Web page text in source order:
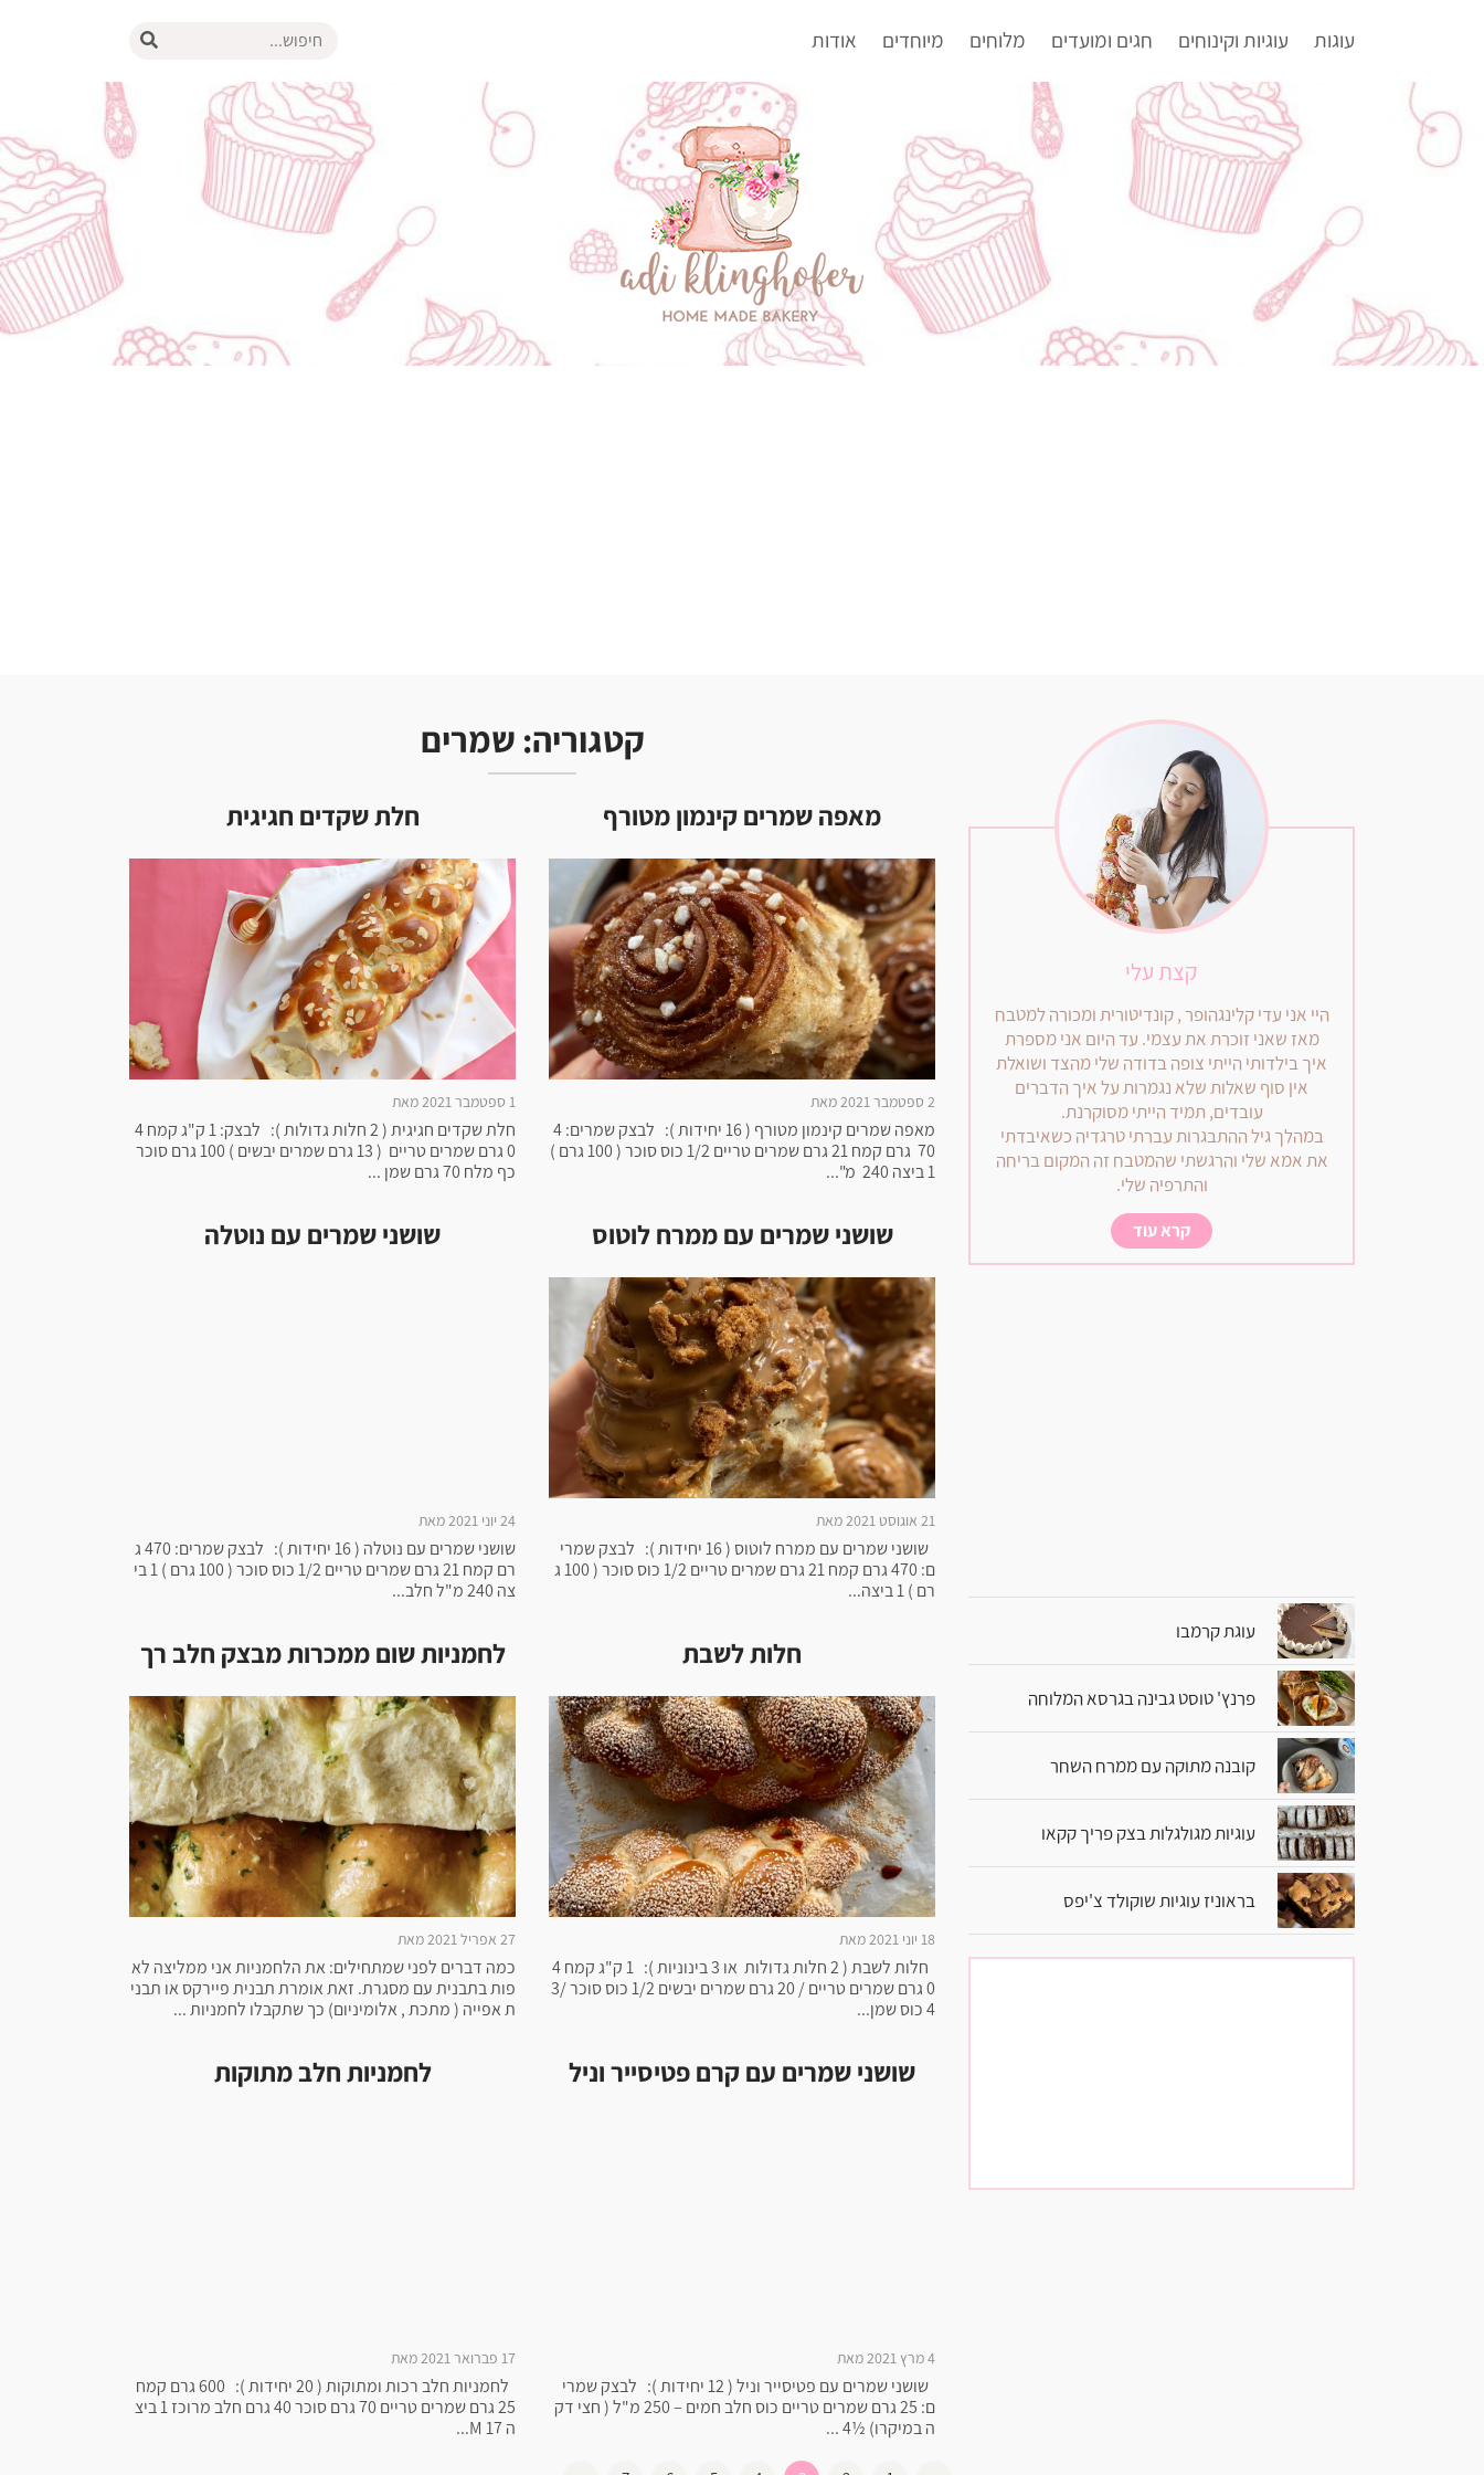
עוגות עוגיות וקינוחים חגים ומועדים מלוחים מיוחדים אודות
קצת עלי
היי אני עדי קלינגהופר , קונדיטורית ומכורה למטבח
מאז שאני זוכרת את עצמי. עד היום אני מספרת
איך בילדותי הייתי צופה בדודה שלי מהצד ושואלת
אין סוף שאלות שלא נגמרות על איך הדברים
עובדים, תמיד הייתי מסוקרנת.
במהלך גיל ההתבגרות עברתי טרגדיה כשאיבדתי
את אמא שלי והרגשתי שהמטבח זה המקום בריחה
והתרפיה שלי.
קרא עוד
עוגת קרמבו
פרנץ' טוסט גבינה בגרסא המלוחה
קובנה מתוקה עם ממרח השחר
עוגיות מגולגלות בצק פריך קקאו
בראוניז עוגיות שוקולד צ'יפס
קטגוריה: שמרים
מאפה שמרים קינמון מטורף
2 ספטמבר 2021 מאת
מאפה שמרים קינמון מטורף ( 16 יחידות ): לבצק שמרים: 4
70 גרם קמח 21 גרם שמרים טריים 1/2 כוס סוכר ( 100 גרם )
1 ביצה 240 מ"...
חלת שקדים חגיגית
1 ספטמבר 2021 מאת
חלת שקדים חגיגית ( 2 חלות גדולות ): לבצק: 1 ק"ג קמח 4
0 גרם שמרים טריים ( 13 גרם שמרים יבשים ) 100 גרם סוכר
כף מלח 70 גרם שמן ...
שושני שמרים עם ממרח לוטוס
21 אוגוסט 2021 מאת
שושני שמרים עם ממרח לוטוס ( 16 יחידות ): לבצק שמרי
ם: 470 גרם קמח 21 גרם שמרים טריים 1/2 כוס סוכר ( 100 ג
רם ) 1 ביצה...
שושני שמרים עם נוטלה
24 יוני 2021 מאת
שושני שמרים עם נוטלה ( 16 יחידות ): לבצק שמרים: 470 ג
רם קמח 21 גרם שמרים טריים 1/2 כוס סוכר ( 100 גרם ) 1 בי
צה 240 מ"ל חלב...
חלות לשבת
18 יוני 2021 מאת
חלות לשבת ( 2 חלות גדולות או 3 בינוניות ): 1 ק"ג קמח 4
0 גרם שמרים טריים / 20 גרם שמרים יבשים 1/2 כוס סוכר 3/
4 כוס שמן...
לחמניות שום ממכרות מבצק חלב רך
27 אפריל 2021 מאת
כמה דברים לפני שמתחילים: את הלחמניות אני ממליצה לא
פות בתבנית עם מסגרת. זאת אומרת תבנית פיירקס או תבני
ת אפייה ( מתכת , אלומיניום) כך שתקבלו לחמניות ...
שושני שמרים עם קרם פטיסייר וניל
4 מרץ 2021 מאת
שושני שמרים עם פטיסייר וניל ( 12 יחידות ): לבצק שמרי
ם: 25 גרם שמרים טריים כוס חלב חמים – 250 מ"ל ( חצי דק
ה במיקרו) ½4 ...
לחמניות חלב מתוקות
17 פברואר 2021 מאת
לחמניות חלב רכות ומתוקות ( 20 יחידות ): 600 גרם קמח
25 גרם שמרים טריים 70 גרם סוכר 40 גרם חלב מרוכז 1 ביצ
ה M 17...